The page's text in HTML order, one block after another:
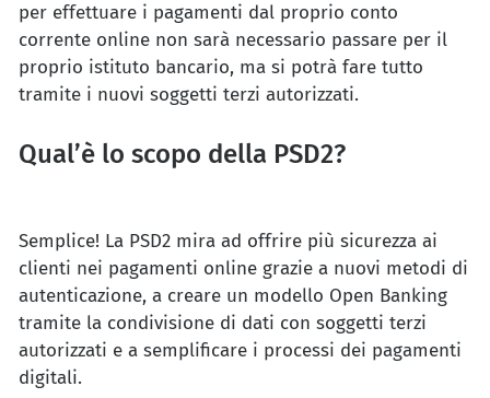
per effettuare i pagamenti dal proprio conto
corrente online non sarà necessario passare per il
proprio istituto bancario, ma si potrà fare tutto
tramite i nuovi soggetti terzi autorizzati.
Qual’è lo scopo della PSD2?
Semplice! La PSD2 mira ad offrire più sicurezza ai
clienti nei pagamenti online grazie a nuovi metodi di
autenticazione, a creare un modello Open Banking
tramite la condivisione di dati con soggetti terzi
autorizzati e a semplificare i processi dei pagamenti
digitali.